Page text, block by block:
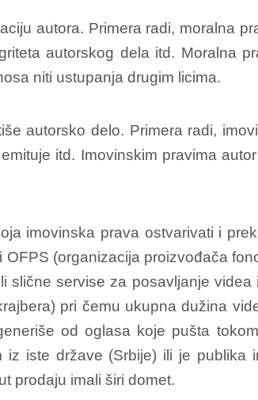
autora. Primera radi, moralna
autorskog dela itd. Moralna
niti ustupanja drugim licima.
autorsko delo. Primera radi,
itd. Imovinskim pravima
imovinska prava ostvarivati i
(organizacija proizvođača
servise za posavljanje
pri čemu ukupna dužina
od oglasa koje pušta
iste države (Srbije) ili je publika
prodaju imali širi domet.